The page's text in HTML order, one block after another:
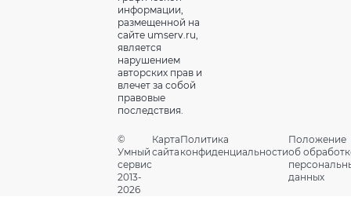
информации,
размещенной на
сайте umserv.ru,
является
нарушением
авторских прав и
влечет за собой
правовые
последствия.
©
Умный
сервис
2013-
2026
Карта
сайта
Политика
конфиденциальности
Положение
об
данных